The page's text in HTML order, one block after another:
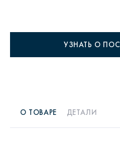
УЗНАТЬ О
О ТОВАРЕ ДЕТАЛИ